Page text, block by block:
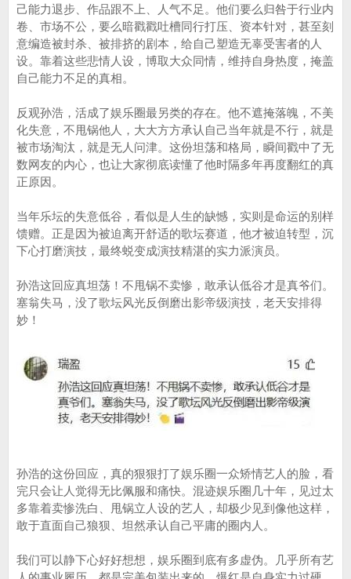
己能力退步、作品跟不上、人气不足。他们要么归咎于行业内
卷、市场不公，要么暗戳戳吐槽同行打压、资本针对，甚至刻
意编造被封杀、被排挤的剧本，给自己塑造无辜受害者的人
设。靠着这些悲情人设，博取大众同情，维持自身热度，掩盖
自己能力不足的真相。
反观孙浩，活成了娱乐圈最另类的存在。他不遮掩落魄，不美
化失意，不甩锅他人，大大方方承认自己当年就是不行，就是
被市场淘汰，就是无人问津。这份坦荡和格局，瞬间戳中了无
数网友的内心，也让大家彻底读懂了他时隔多年再度翻红的真
正原因。
当年乐坛的失意低谷，看似是人生的缺憾，实则是命运的别样
馈赠。正是因为被迫离开舒适的歌坛赛道，他才被迫转型，沉
下心打磨演技，最终蜕变成演技精湛的实力派演员。
孙浩这回应真坦荡！不甩锅不卖惨，敢承认低谷才是真爷们。
塞翁失马，没了歌坛风光反倒磨出影帝级演技，老天安排得
妙！
孙浩的这份回应，真的狠狠打了娱乐圈一众矫情艺人的脸，看
完只会让人觉得无比佩服和痛快。混迹娱乐圈几十年，见过太
多靠着卖惨洗白、甩锅立人设的艺人，却极少见到像他这样，
敢于直面自己狼狈、坦然承认自己平庸的圈内人。
我们可以静下心好好想想，娱乐圈到底有多虚伪。几乎所有艺